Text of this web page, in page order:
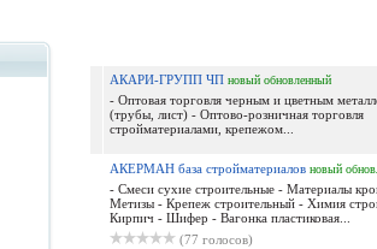
АКАРИ-ГРУПП ЧП новый обновленный
- Оптовая торговля черным и цветным
(трубы, лист) - Оптово-розничная торговля
стройматериалами, крепежом...
АКЕРМАН база стройматериалов новый
- Смеси сухие строительные - Материалы
Метизы - Крепеж строительный - Химия
Кирпич - Шифер - Вагонка пластиковая...
(77 голосов)